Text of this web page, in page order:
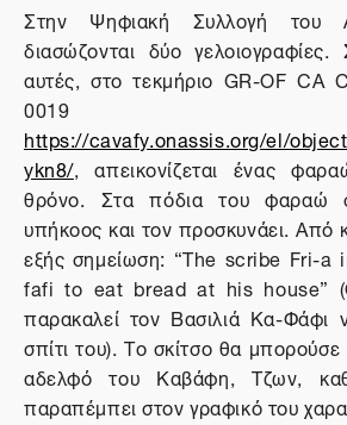
Στην Ψηφιακή Συλλογή του
διασώζονται δύο
αυτές, στο τεκμήριο GR-OF CA
0019
https://cavafy.onassis.org/el/
ykn8/, απεικονίζεται ένας
θρόνο. Στα πόδια του φαραώ
υπήκοος και τον προσκυνάει. Από
εξής σημείωση: “The scribe Fri-a
fafi to eat bread at his house”
παρακαλεί τον Βασιλιά Κα-Φάφι
σπίτι του). Το σκίτσο θα
αδελφό του Καβάφη, Τζων,
παραπέμπει στον γραφικό του